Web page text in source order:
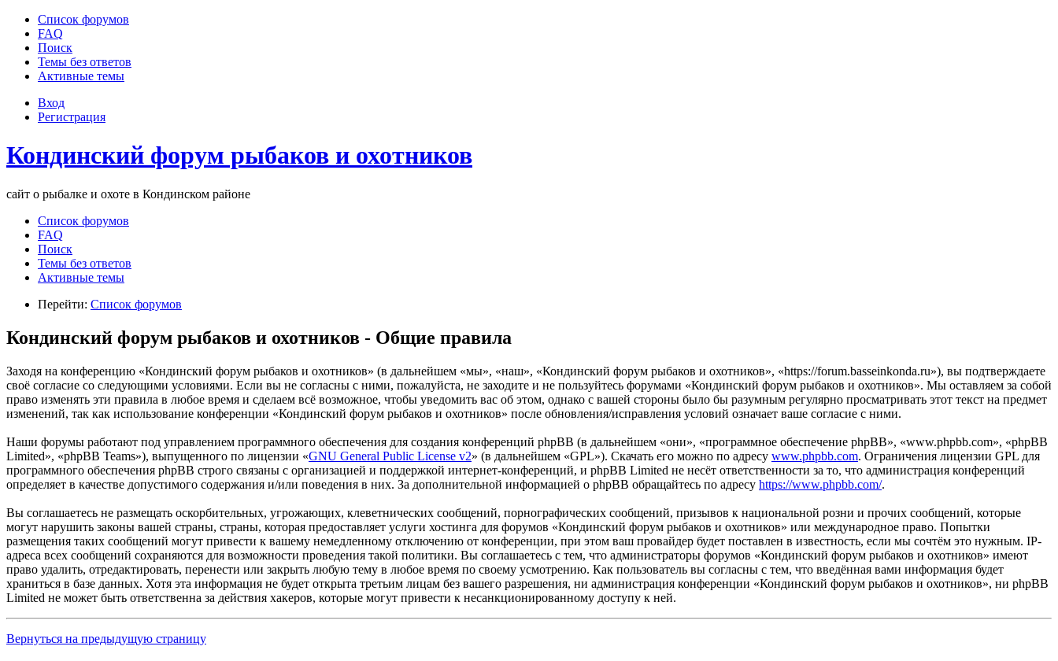
Список форумов
FAQ
Поиск
Темы без ответов
Активные темы
Вход
Регистрация
Кондинский форум рыбаков и охотников
сайт о рыбалке и охоте в Кондинском районе
Список форумов
FAQ
Поиск
Темы без ответов
Активные темы
Перейти: Список форумов
Кондинский форум рыбаков и охотников - Общие правила
Заходя на конференцию «Кондинский форум рыбаков и охотников» (в дальнейшем «мы», «наш», «Кондинский форум рыбаков и охотников», «https://forum.basseinkonda.ru»), вы подтверждаете
своё согласие со следующими условиями. Если вы не согласны с ними, пожалуйста, не заходите и не пользуйтесь форумами «Кондинский форум рыбаков и охотников». Мы оставляем за собой
право изменять эти правила в любое время и сделаем всё возможное, чтобы уведомить вас об этом, однако с вашей стороны было бы разумным регулярно просматривать этот текст на предмет
изменений, так как использование конференции «Кондинский форум рыбаков и охотников» после обновления/исправления условий означает ваше согласие с ними.
Наши форумы работают под управлением программного обеспечения для создания конференций phpBB (в дальнейшем «они», «программное обеспечение phpBB», «www.phpbb.com», «phpBB
Limited», «phpBB Teams»), выпущенного по лицензии «GNU General Public License v2» (в дальнейшем «GPL»). Скачать его можно по адресу www.phpbb.com. Ограничения лицензии GPL для
программного обеспечения phpBB строго связаны с организацией и поддержкой интернет-конференций, и phpBB Limited не несёт ответственности за то, что администрация конференций
определяет в качестве допустимого содержания и/или поведения в них. За дополнительной информацией о phpBB обращайтесь по адресу https://www.phpbb.com/.
Вы соглашаетесь не размещать оскорбительных, угрожающих, клеветнических сообщений, порнографических сообщений, призывов к национальной розни и прочих сообщений, которые
могут нарушить законы вашей страны, страны, которая предоставляет услуги хостинга для форумов «Кондинский форум рыбаков и охотников» или международное право. Попытки
размещения таких сообщений могут привести к вашему немедленному отключению от конференции, при этом ваш провайдер будет поставлен в известность, если мы сочтём это нужным. IP-
адреса всех сообщений сохраняются для возможности проведения такой политики. Вы соглашаетесь с тем, что администраторы форумов «Кондинский форум рыбаков и охотников» имеют
право удалить, отредактировать, перенести или закрыть любую тему в любое время по своему усмотрению. Как пользователь вы согласны с тем, что введённая вами информация будет
храниться в базе данных. Хотя эта информация не будет открыта третьим лицам без вашего разрешения, ни администрация конференции «Кондинский форум рыбаков и охотников», ни phpBB
Limited не может быть ответственна за действия хакеров, которые могут привести к несанкционированному доступу к ней.
Вернуться на предыдущую страницу